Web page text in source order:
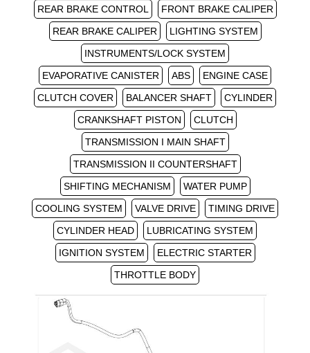
REAR BRAKE CONTROL
FRONT BRAKE CALIPER
REAR BRAKE CALIPER
LIGHTING SYSTEM
INSTRUMENTS/LOCK SYSTEM
EVAPORATIVE CANISTER
ABS
ENGINE CASE
CLUTCH COVER
BALANCER SHAFT
CYLINDER
CRANKSHAFT PISTON
CLUTCH
TRANSMISSION I MAIN SHAFT
TRANSMISSION II COUNTERSHAFT
SHIFTING MECHANISM
WATER PUMP
COOLING SYSTEM
VALVE DRIVE
TIMING DRIVE
CYLINDER HEAD
LUBRICATING SYSTEM
IGNITION SYSTEM
ELECTRIC STARTER
THROTTLE BODY